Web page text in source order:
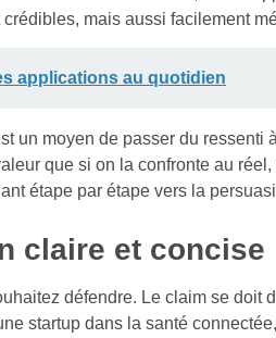
mais aussi facilement
applications au quotidien
un moyen de passer du ressenti
que si on la confronte au réel,
étape par étape vers la
claire et concise
défendre. Le claim se doit
startup dans la santé